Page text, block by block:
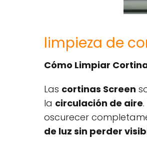
limpieza de
Cómo Limpiar
Las cortinas Screen
la circulación de aire
oscurecer
de luz sin perder